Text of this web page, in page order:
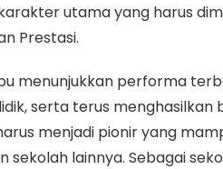
utama yang harus
Prestasi.
menunjukkan performa
serta terus menghasilkan
menjadi pionir yang
lainnya. Sebagai